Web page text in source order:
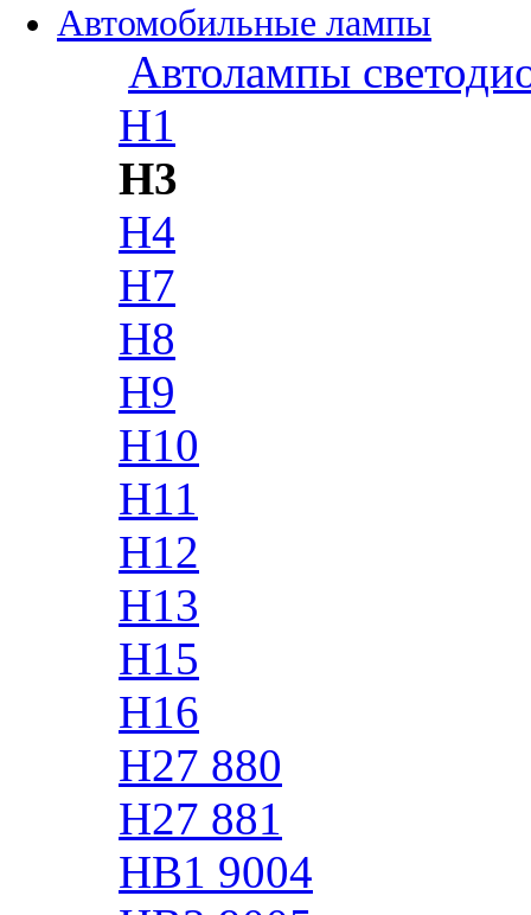
Автомобильные лампы
Автолампы
H1
H3
H4
H7
H8
H9
H10
H11
H12
H13
H15
H16
H27 880
H27 881
HB1 9004